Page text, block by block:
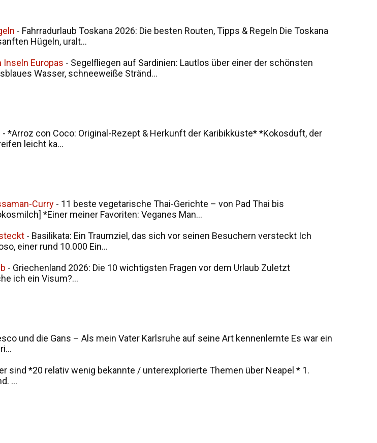
- Fahrradurlaub Toskana 2026: Die besten Routen, Tipps & Regeln Die Toskana
Hügeln, uralt...
Europas - Segelfliegen auf Sardinien: Lautlos über einer der schönsten
Wasser, schneeweiße Stränd...
- *Arroz con Coco: Original-Rezept & Herkunft der Karibikküste* *Kokosduft, der
leicht ka...
Curry - 11 beste vegetarische Thai-Gerichte – von Pad Thai bis
*Einer meiner Favoriten: Veganes Man...
- Basilikata: Ein Traumziel, das sich vor seinen Besuchern versteckt Ich
einer rund 10.000 Ein...
- Griechenland 2026: Die 10 wichtigsten Fragen vor dem Urlaub Zuletzt
ich ein Visum?...
und die Gans – Als mein Vater Karlsruhe auf seine Art kennenlernte Es war ein
sind *20 relativ wenig bekannte / unterexplorierte Themen über Neapel * 1.
...